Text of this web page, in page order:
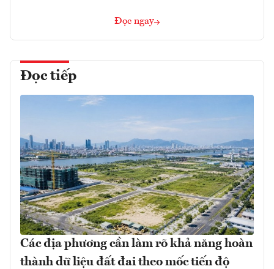
Đọc ngay
Đọc tiếp
Các địa phương cần làm rõ khả năng hoàn
thành dữ liệu đất đai theo mốc tiến độ